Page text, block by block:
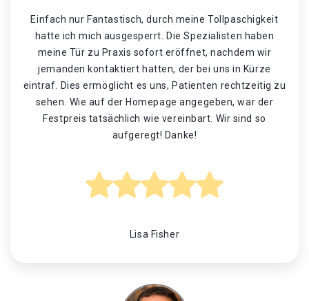
Einfach nur Fantastisch, durch meine Tollpaschigkeit
hatte ich mich ausgesperrt. Die Spezialisten haben
meine Tür zu Praxis sofort eröffnet, nachdem wir
jemanden kontaktiert hatten, der bei uns in Kürze
eintraf. Dies ermöglicht es uns, Patienten rechtzeitig zu
sehen. Wie auf der Homepage angegeben, war der
Festpreis tatsächlich wie vereinbart. Wir sind so
aufgeregt! Danke!
Lisa Fisher